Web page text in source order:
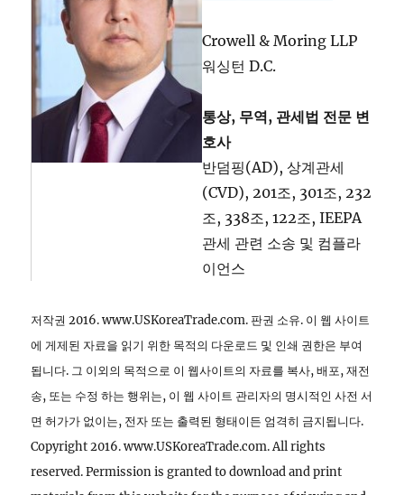
Crowell & Moring LLP
워싱턴 D.C.
통상, 무역, 관세법 전문 변
호사
반덤핑(AD), 상계관세
(CVD), 201조, 301조, 232
조, 338조, 122조, IEEPA
관세 관련 소송 및 컴플라
이언스
저작권 2016. www.USKoreaTrade.com. 판권 소유. 이 웹 사이트
에 게제된 자료을 읽기 위한 목적의 다운로드 및 인쇄 권한은 부여
됩니다. 그 이외의 목적으로 이 웹사이트의 자료를 복사, 배포, 재전
송, 또는 수정 하는 행위는, 이 웹 사이트 관리자의 명시적인 사전 서
면 허가가 없이는, 전자 또는 출력된 형태이든 엄격히 금지됩니다.
Copyright 2016. www.USKoreaTrade.com. All rights
reserved. Permission is granted to download and print